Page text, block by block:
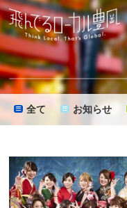
全て お知らせ